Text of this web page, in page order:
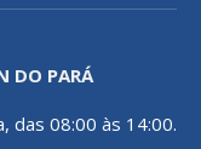
DO PARÁ
das 08:00 às 14:00.